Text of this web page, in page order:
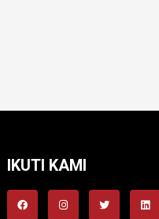
IKUTI KAMI